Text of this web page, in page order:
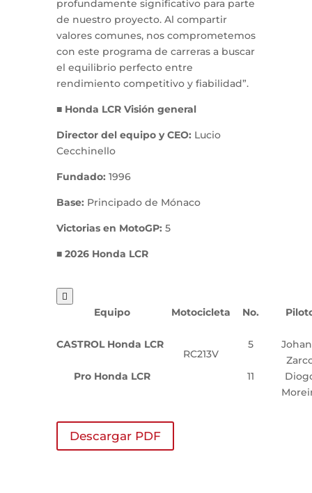
profundamente significativo para parte
de nuestro proyecto. Al compartir
valores comunes, nos comprometemos
con este programa de carreras a buscar
el equilibrio perfecto entre
rendimiento competitivo y fiabilidad”.
■ Honda LCR Visión general
Director del equipo y CEO: Lucio
Cecchinello
Fundado: 1996
Base: Principado de Mónaco
Victorias en MotoGP: 5
■ 2026 Honda LCR

Equipo Motocicleta No.
CASTROL Honda LCR
RC213V
5
Pro Honda LCR
11
Descargar PDF